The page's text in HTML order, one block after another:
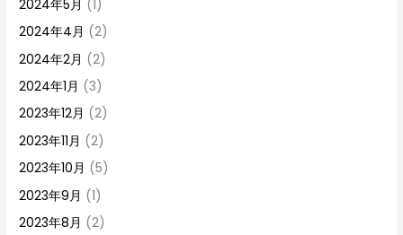
2024年5月 (1)
2024年4月 (2)
2024年2月 (2)
2024年1月 (3)
2023年12月 (2)
2023年11月 (2)
2023年10月 (5)
2023年9月 (1)
2023年8月 (2)